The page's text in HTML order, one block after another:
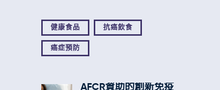
健康食品 抗癌飲食
癌症預防
AFCR資助的創新免疫